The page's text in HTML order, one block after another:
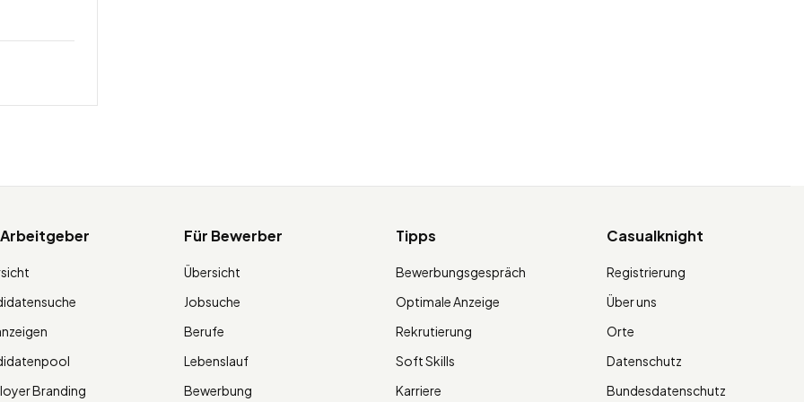
Branding
Für Bewerber
Übersicht
Jobsuche
Berufe
Lebenslauf
Bewerbung
Tipps
Bewerbungsgespräch
Optimale Anzeige
Rekrutierung
Soft Skills
Karriere
Casualknight
Registrierung
Über uns
Orte
Datenschutz
Bundesdatenschutz